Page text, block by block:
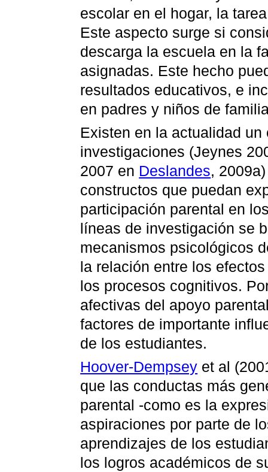
escolar en el hogar, la
Este aspecto surge si
descarga la escuela en la
asignadas. Este hecho
resultados educativos, e
en padres y niños de
Existen en la actualidad un
investigaciones (Jeynes
2007 en Deslandes,
constructos que puedan
participación parental en
líneas de investigación se
mecanismos psicológicos
la relación entre los
los procesos cognitivos.
afectivas del apoyo
factores de importante
de los estudiantes.
Hoover-Dempsey et al
que las conductas más
parental -como es la
aspiraciones por parte de
aprendizajes de los
los logros académicos de